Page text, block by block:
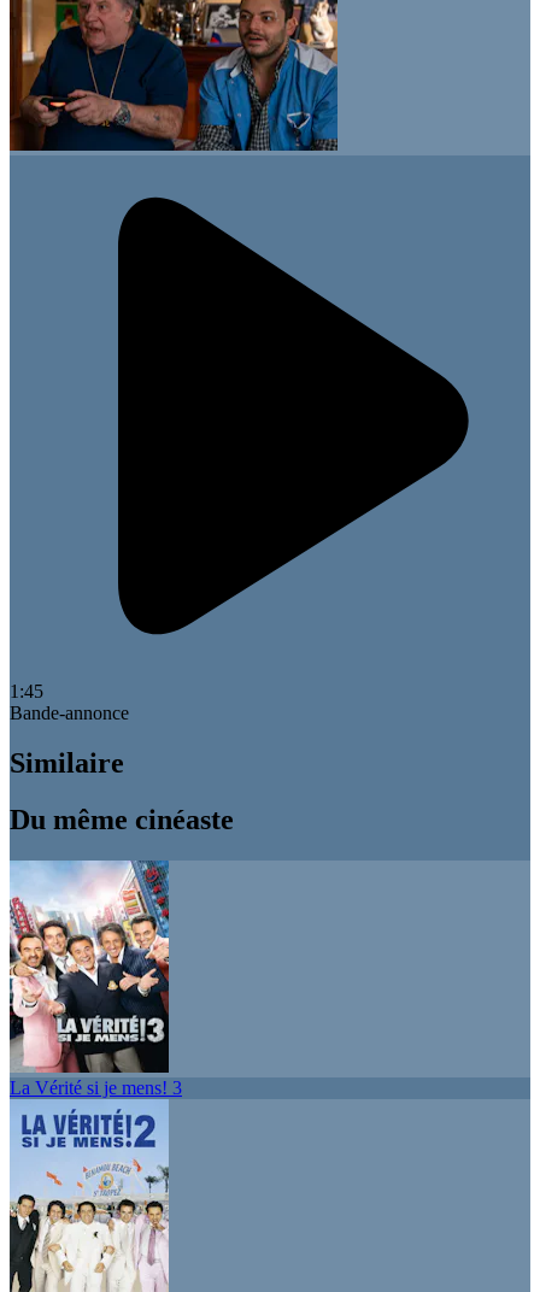
1:45
Bande-annonce
Similaire
Du même cinéaste
La Vérité si je mens! 3